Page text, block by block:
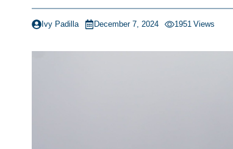
Ivy Padilla December 7, 2024 1951 Views